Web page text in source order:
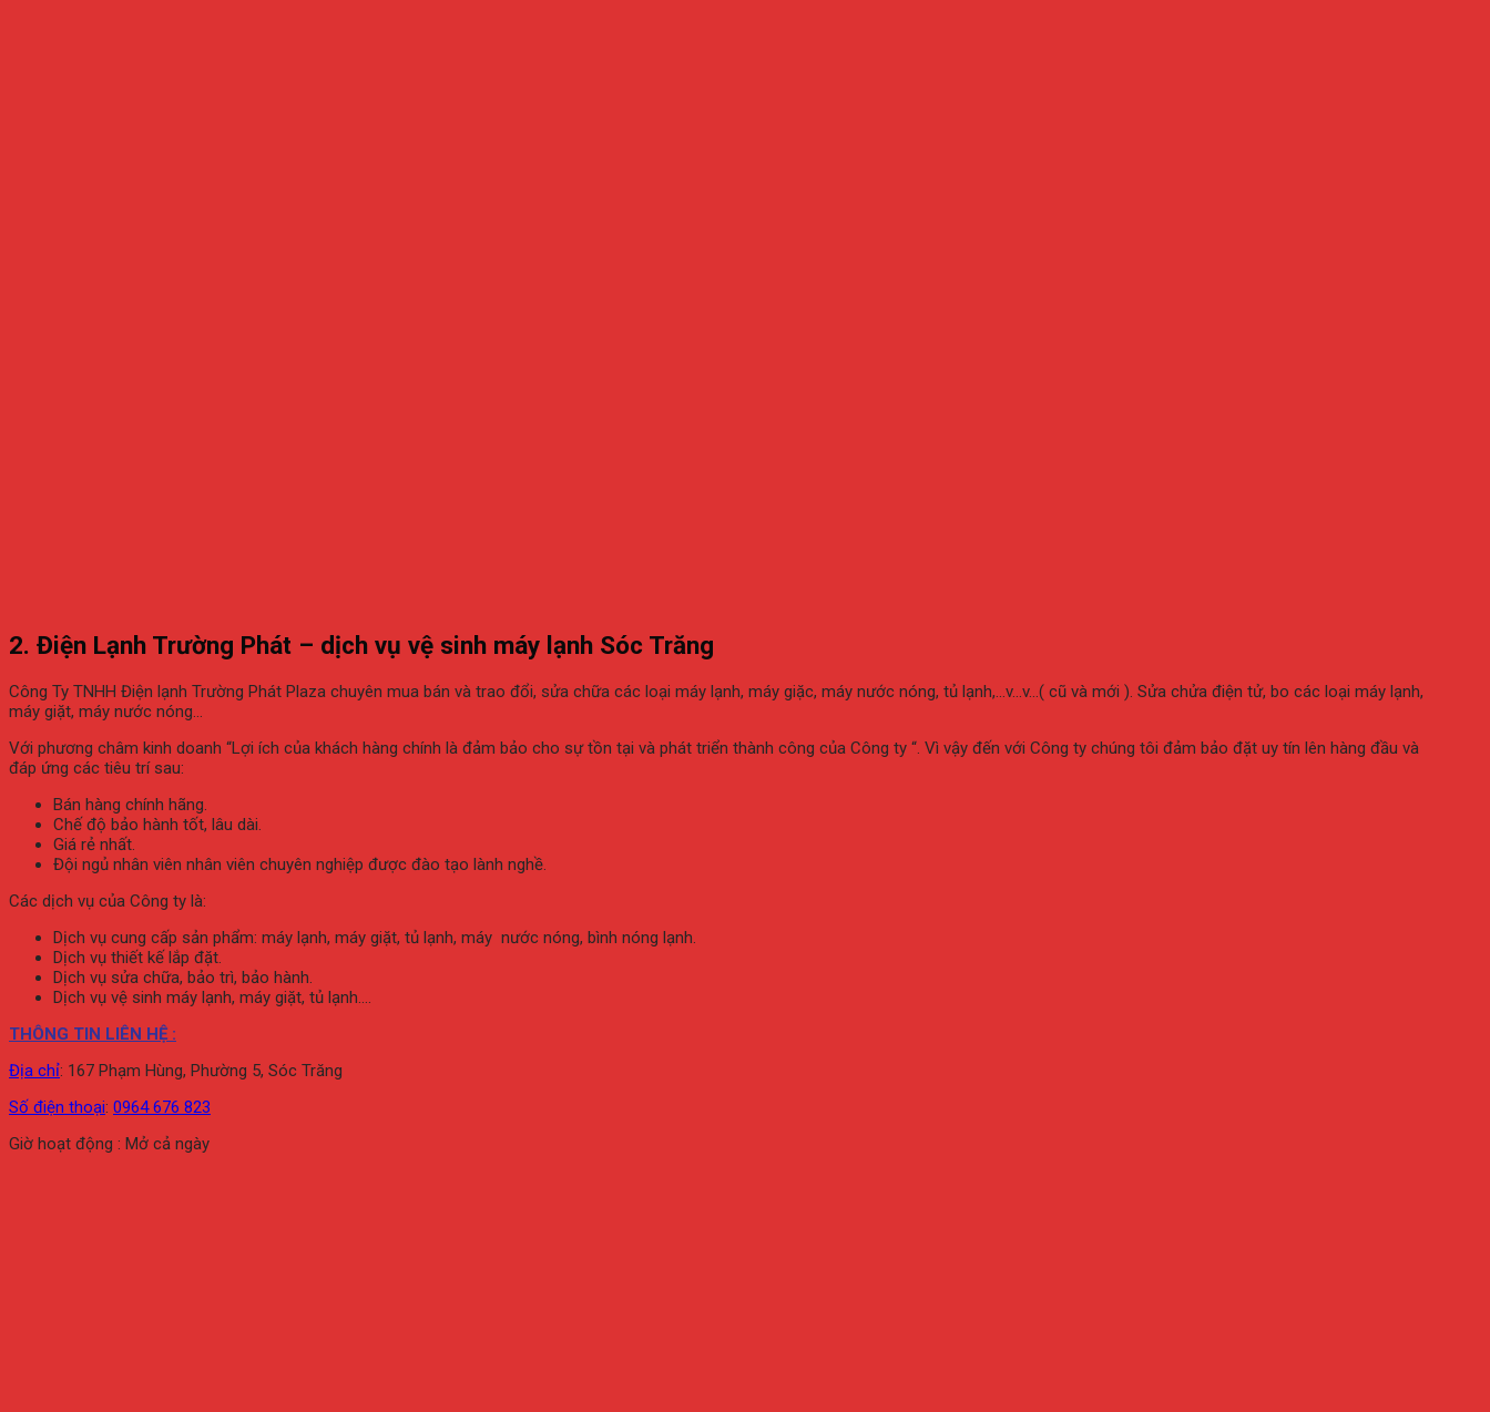
2. Điện Lạnh Trường Phát – dịch vụ vệ sinh máy lạnh Sóc Trăng
Công Ty TNHH Điện lạnh Trường Phát Plaza chuyên mua bán và trao đổi, sửa chữa các loại máy lạnh, máy giặc, máy nước nóng, tủ lạnh,…v…v…( cũ và mới ). Sửa chửa điện tử, bo các loại máy lạnh,
máy giặt, máy nước nóng…
Với phương châm kinh doanh “Lợi ích của khách hàng chính là đảm bảo cho sự tồn tại và phát triển thành công của Công ty “. Vì vậy đến với Công ty chúng tôi đảm bảo đặt uy tín lên hàng đầu và
đáp ứng các tiêu trí sau:
Bán hàng chính hãng.
Chế độ bảo hành tốt, lâu dài.
Giá rẻ nhất.
Đội ngủ nhân viên nhân viên chuyên nghiệp được đào tạo lành nghề.
Các dịch vụ của Công ty là:
Dịch vụ cung cấp sản phẩm: máy lạnh, máy giặt, tủ lạnh, máy nước nóng, bình nóng lạnh.
Dịch vụ thiết kế lắp đặt.
Dịch vụ sửa chữa, bảo trì, bảo hành.
Dịch vụ vệ sinh máy lạnh, máy giặt, tủ lạnh….
THÔNG TIN LIÊN HỆ :
Địa chỉ: 167 Phạm Hùng, Phường 5, Sóc Trăng
Số điện thoại: 0964 676 823
Giờ hoạt động : Mở cả ngày